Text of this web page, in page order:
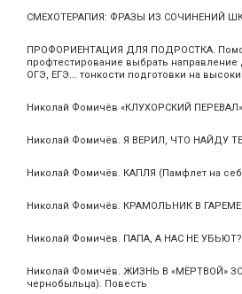
СМЕХОТЕРАПИЯ: ФРАЗЫ ИЗ СОЧИНЕНИЙ
ПРОФОРИЕНТАЦИЯ ДЛЯ ПОДРОСТКА.
профтестирование выбрать
ОГЭ, ЕГЭ... тонкости подготовки на
Николай Фомичёв «КЛУХОРСКИЙ
Николай Фомичёв. Я ВЕРИЛ, ЧТО НАЙДУ
Николай Фомичёв. КАПЛЯ (Памфлет на
Николай Фомичёв. КРАМОЛЬНИК В
Николай Фомичёв. ПАПА, А НАС НЕ
Николай Фомичёв. ЖИЗНЬ В «МЁРТВОЙ»
чернобыльца). Повесть